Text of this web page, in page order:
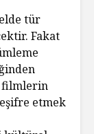
tür
Fakat
filmlerin
etmek